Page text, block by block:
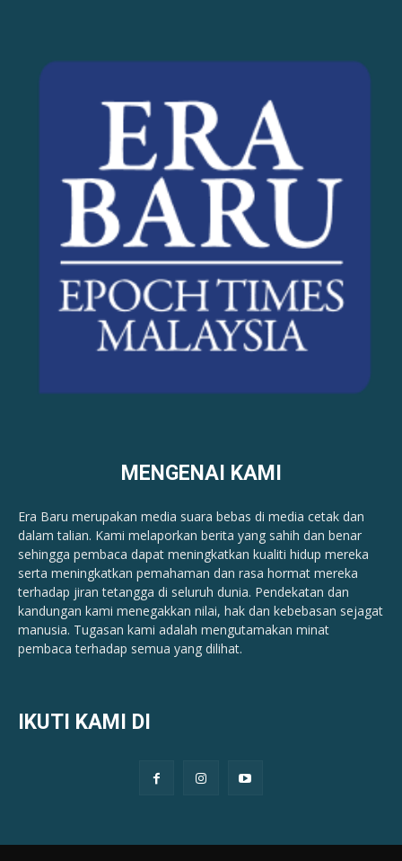
MENGENAI KAMI
Era Baru merupakan media suara bebas di media cetak dan
dalam talian. Kami melaporkan berita yang sahih dan benar ​​
sehingga pembaca dapat meningkatkan kualiti hidup mereka
serta meningkatkan pemahaman dan rasa hormat mereka
terhadap jiran tetangga di seluruh dunia. Pendekatan dan
kandungan kami menegakkan nilai, hak dan kebebasan sejagat
manusia. Tugasan kami adalah mengutamakan minat
pembaca terhadap semua yang dilihat.
IKUTI KAMI DI